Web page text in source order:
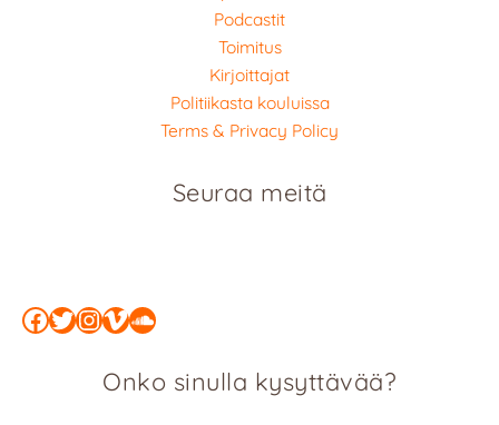
Podcastit
Toimitus
Kirjoittajat
Politiikasta kouluissa
Terms & Privacy Policy
Seuraa meitä
Facebook
Twitter
Instagram
Vimeo
SoundCloud
Onko sinulla kysyttävää?